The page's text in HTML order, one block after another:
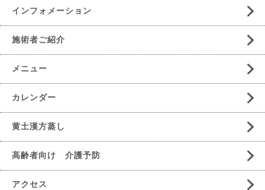
インフォメーション
施術者ご紹介
メニュー
カレンダー
黄土漢方蒸し
高齢者向け 介護予防
アクセス